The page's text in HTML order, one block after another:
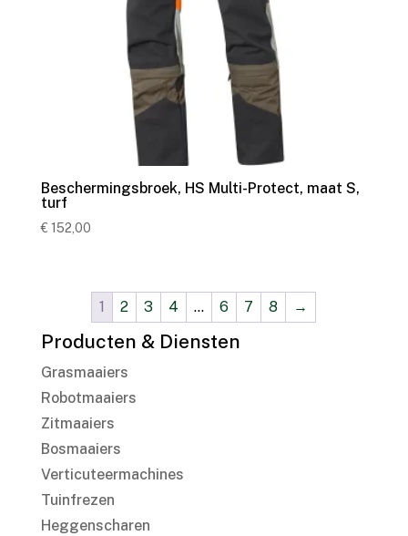
Beschermingsbroek, HS Multi-Protect, maat S,
turf
€ 152,00
1 2 3 4 … 6 7 8 →
Producten & Diensten
Grasmaaiers
Robotmaaiers
Zitmaaiers
Bosmaaiers
Verticuteermachines
Tuinfrezen
Heggenscharen